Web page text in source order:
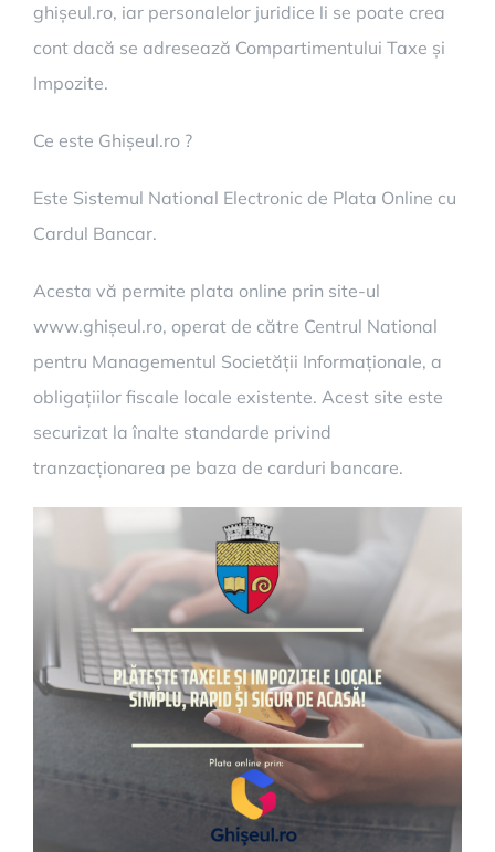
ghișeul.ro, iar personalelor juridice li se poate crea
cont dacă se adresează Compartimentului Taxe și
Impozite.
Ce este Ghișeul.ro ?
Este Sistemul National Electronic de Plata Online cu
Cardul Bancar.
Acesta vă permite plata online prin site-ul
www.ghișeul.ro, operat de către Centrul National
pentru Managementul Societății Informaționale, a
obligațiilor fiscale locale existente. Acest site este
securizat la înalte standarde privind
tranzacționarea pe baza de carduri bancare.